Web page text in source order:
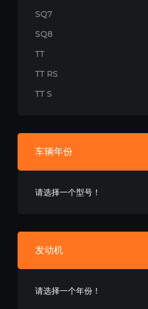
SQ7
SQ8
TT
TT RS
TT S
车辆年份
请选择一个型号！
发动机
请选择一个年份！